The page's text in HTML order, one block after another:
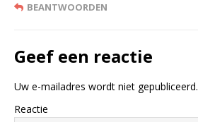
BEANTWOORDEN
Geef een reactie
Uw e-mailadres wordt niet gepubliceerd.
Reactie